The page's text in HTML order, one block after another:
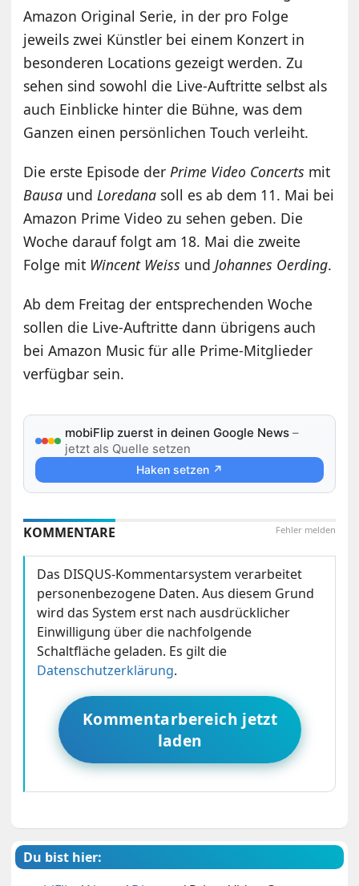
Amazon Original Serie, in der pro Folge
jeweils zwei Künstler bei einem Konzert in
besonderen Locations gezeigt werden. Zu
sehen sind sowohl die Live-Auftritte selbst als
auch Einblicke hinter die Bühne, was dem
Ganzen einen persönlichen Touch verleiht.
Die erste Episode derPrime Video Concerts mit
Bausa undLoredana soll es ab dem 11. Mai bei
Amazon Prime Video zu sehen geben. Die
Woche darauf folgt am 18. Mai die zweite
Folge mit Wincent Weiss undJohannes Oerding.
Ab dem Freitag der entsprechenden Woche
sollen die Live-Auftritte dann übrigens auch
bei Amazon Music für alle Prime-Mitglieder
verfügbar sein.
mobiFlip zuerst in deinen Google News –
jetzt als Quelle setzen
Haken setzen ↗
Fehler melden
KOMMENTARE
Das DISQUS-Kommentarsystem verarbeitet
personenbezogene Daten. Aus diesem Grund
wird das System erst nach ausdrücklicher
Einwilligung über die nachfolgende
Schaltfläche geladen. Es gilt die
Datenschutzerklärung.
Kommentarbereich jetzt
laden
Du bist hier: